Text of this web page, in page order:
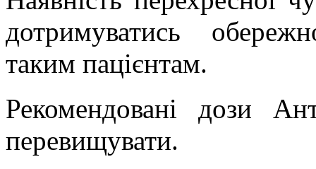
дотримуватись
таким пацієнтам.
Рекомендовані дози
перевищувати.